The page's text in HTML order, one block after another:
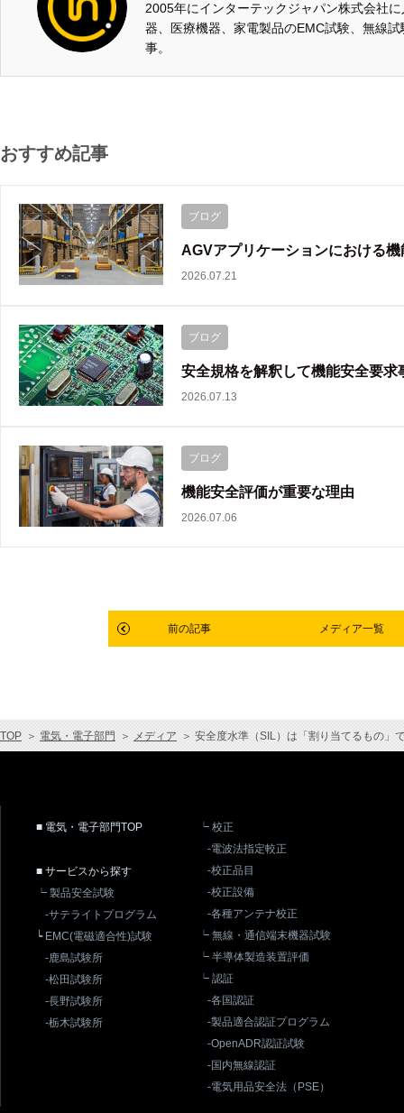
2005年にインターテックジャパン株式会社
器、医療機器、家電製品のEMC試験、無線
事。
おすすめ記事
ブログ
AGVアプリケーションにおける
2026.07.21
ブログ
安全規格を解釈して機能安全要
2026.07.13
ブログ
機能安全評価が重要な理由
2026.07.06
前の記事 メディア一覧
TOP ＞ 電気・電子部門 ＞ メディア ＞ 安全度水準（SIL）は「割り当てるもの」
■ 電気・電子部門TOP
■ サービスから探す
┕ 製品安全試験
-サテライトプログラム
┕ EMC(電磁適合性)試験
-鹿島試験所
-松田試験所
-長野試験所
-栃木試験所
┕ 校正
-電波法指定較正
-校正品目
-校正設備
-各種アンテナ校正
┕ 無線・通信端末機器試験
┕ 半導体製造装置評価
┕ 認証
-各国認証
-製品適合認証プログラム
-OpenADR認証試験
-国内無線認証
-電気用品安全法（PSE）